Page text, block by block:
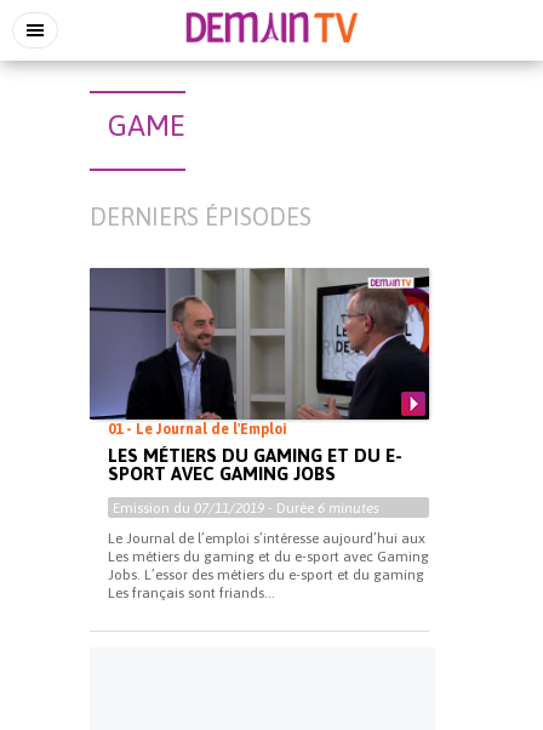
GAME
DERNIERS ÉPISODES
01 - Le Journal de l'Emploi
LES MÉTIERS DU GAMING ET DU E-
SPORT AVEC GAMING JOBS
Emission du 07/11/2019 - Durée 6 minutes
Le Journal de l’emploi s’intéresse aujourd’hui aux
Les métiers du gaming et du e-sport avec Gaming
Jobs. L’essor des métiers du e-sport et du gaming
Les français sont friands...